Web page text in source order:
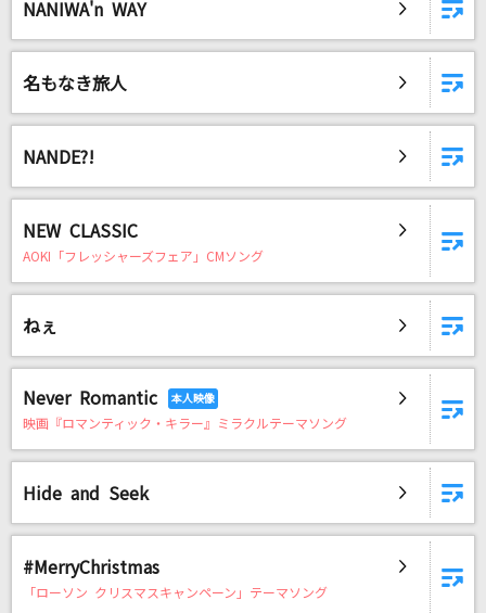
NANIWA'n WAY
名もなき旅人
NANDE?!
NEW CLASSIC
AOKI「フレッシャーズフェア」CMソング
ねぇ
Never Romantic
映画『ロマンティック・キラー』ミラクルテーマソング
Hide and Seek
#MerryChristmas
「ローソン クリスマスキャンペーン」テーマソング